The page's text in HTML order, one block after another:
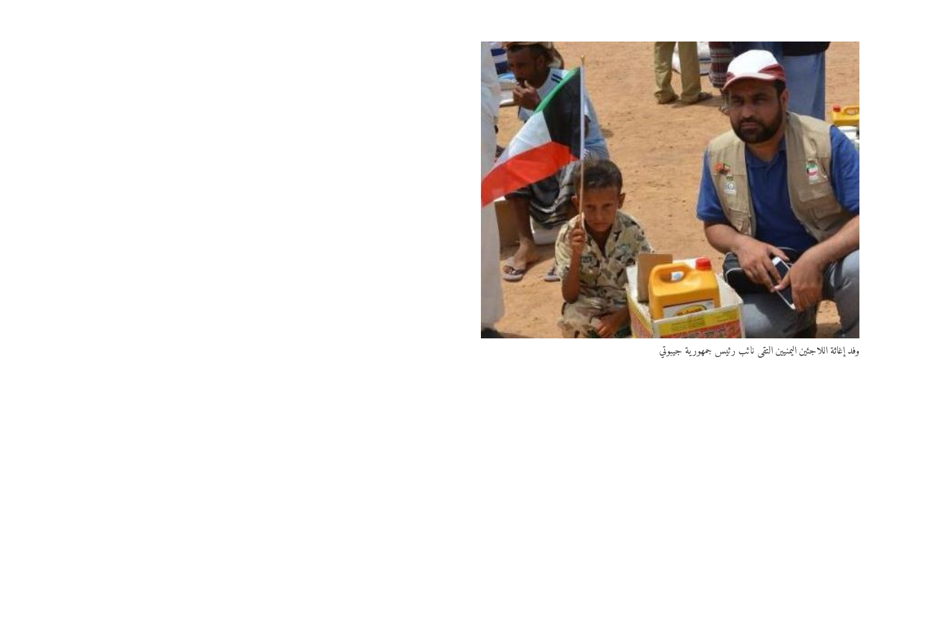
وفد إغاثة اللاجئين اليمنيين التقى نائب رئيس جمهورية جيبوتي